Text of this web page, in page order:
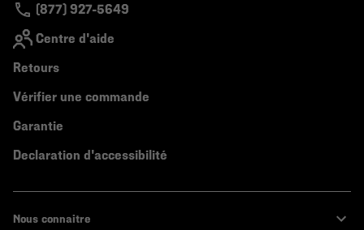
(877) 927-5649
Centre d'aide
Retours
Vérifier une commande
Garantie
Declaration d'accessibilité
Nous connaitre